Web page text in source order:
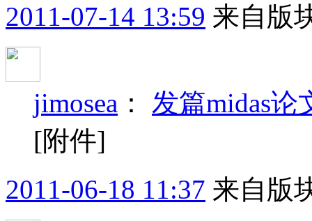
2011-07-14 13:59 来自版
jimosea ： 发篇midas论
[附件]
2011-06-18 11:37 来自版